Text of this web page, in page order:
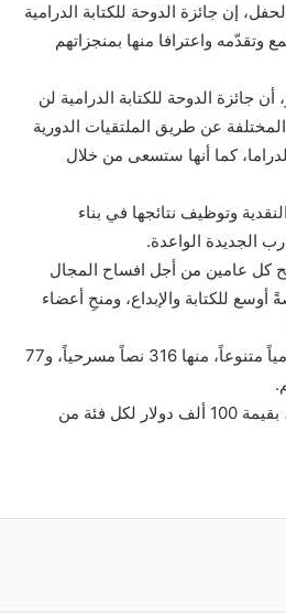
إن جائزة الدوحة للكتابة الدرامية
وتقدّمه واعترافا منها بمنجزاتهم
جائزة الدوحة للكتابة الدرامية لن
عن طريق الملتقيات الدورية
كما أنها ستسعى من خلال
وتوظيف نتائجها في بناء
الجديدة الواعدة.
كل عامين من أجل افساح المجال
للكتابة والإبداع، ومنحِ أعضاء
يشار إلى أن عدد النصوص الدرامية المشاركة في هذه الدورة بلغ 819 نصاً درامياً متنوعاً، منها 316 نصاً مسرحياً، و77
وتبلغ القيمة الإجمالية لجائزة الدوحة للكتابة الدرامية، 300 ألف دولار أمريكي، بقيمة 100 ألف دولار لكل فئة من